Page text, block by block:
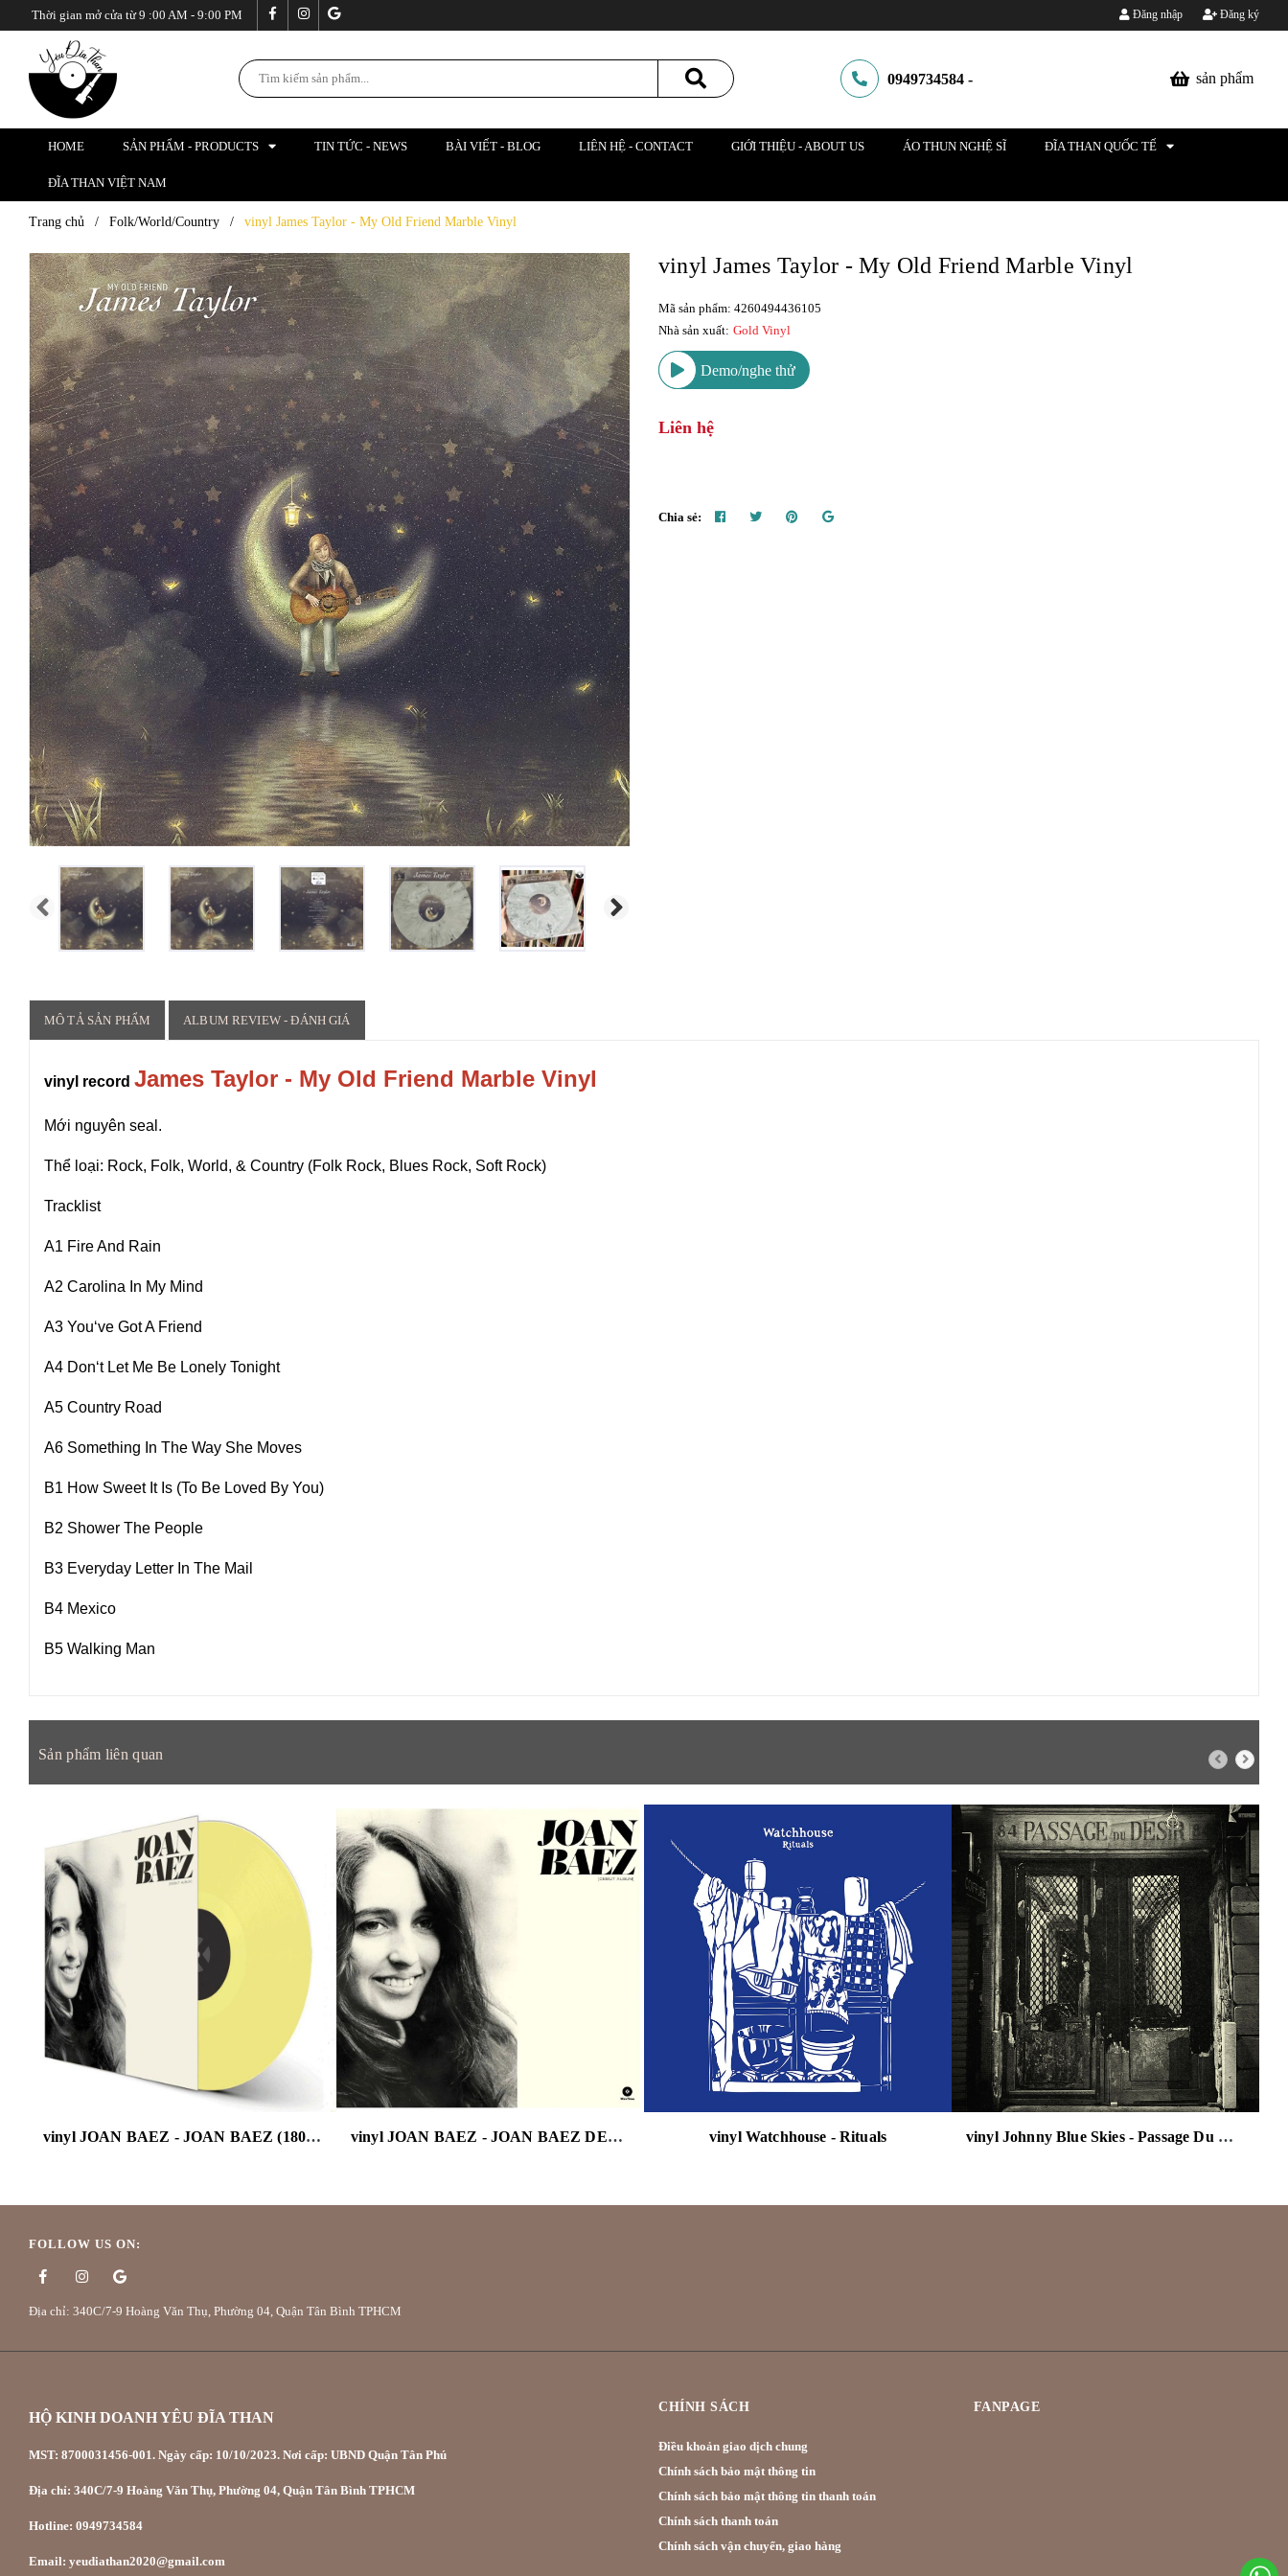
Thời gian mở cửa từ 9 :00 AM - 9:00 PM Đăng nhập Đăng ký
0949734584 - sản phẩm
HOME SẢN PHẨM - PRODUCTS TIN TỨC - NEWS BÀI VIẾT - BLOG LIÊN HỆ - CONTACT GIỚI THIỆU - ABOUT US ÁO THUN NGHỆ SĨ ĐĨA THAN QUỐC TẾ
ĐĨA THAN VIỆT NAM
Trang chủ / Folk/World/Country / vinyl James Taylor - My Old Friend Marble Vinyl
vinyl James Taylor - My Old Friend Marble Vinyl
Mã sản phẩm: 4260494436105
Nhà sản xuất: Gold Vinyl
Demo/nghe thử
Liên hệ
Chia sẻ:
MÔ TẢ SẢN PHẨM ALBUM REVIEW - ĐÁNH GIÁ
vinyl record James Taylor - My Old Friend Marble Vinyl
Mới nguyên seal.
Thể loại: Rock, Folk, World, & Country (Folk Rock, Blues Rock, Soft Rock)
Tracklist
A1 Fire And Rain
A2 Carolina In My Mind
A3 You‘ve Got A Friend
A4 Don‘t Let Me Be Lonely Tonight
A5 Country Road
A6 Something In The Way She Moves
B1 How Sweet It Is (To Be Loved By You)
B2 Shower The People
B3 Everyday Letter In The Mail
B4 Mexico
B5 Walking Man
Sản phẩm liên quan
vinyl JOAN BAEZ - JOAN BAEZ (180G/YELLOW VINYL) vinyl JOAN BAEZ - JOAN BAEZ DEBUT ALBUM vinyl Watchhouse - Rituals vinyl Johnny Blue Skies - Passage Du Desir
FOLLOW US ON:
Địa chỉ: 340C/7-9 Hoàng Văn Thụ, Phường 04, Quận Tân Bình TPHCM
HỘ KINH DOANH YÊU ĐĨA THAN
MST: 8700031456-001. Ngày cấp: 10/10/2023. Nơi cấp: UBND Quận Tân Phú
Địa chỉ: 340C/7-9 Hoàng Văn Thụ, Phường 04, Quận Tân Bình TPHCM
Hotline: 0949734584
Email: yeudiathan2020@gmail.com
CHÍNH SÁCH
Điều khoản giao dịch chung
Chính sách bảo mật thông tin
Chính sách bảo mật thông tin thanh toán
Chính sách thanh toán
Chính sách vận chuyển, giao hàng
FANPAGE